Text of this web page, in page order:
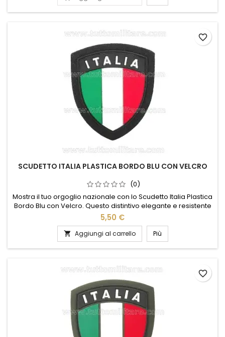
storia o come regalo speciale. Facile da...
SCUDETTO ITALIA PLASTICA BORDO BLU CON VELCRO
(0)
Mostra il tuo orgoglio nazionale con lo Scudetto Italia Plastica
Bordo Blu con Velcro. Questo distintivo elegante e resistente
è perfetto per personalizzare giacche, zaini o cappelli.
Realizzato in plastica di alta qualità, presenta un bordo blu
che esalta i colori vivaci del tricolore italiano. Grazie al
pratico sistema di fissaggio in velcro, puoi...
5,50 €
 Aggiungi al carrello Più
favorite_border
favorite_border